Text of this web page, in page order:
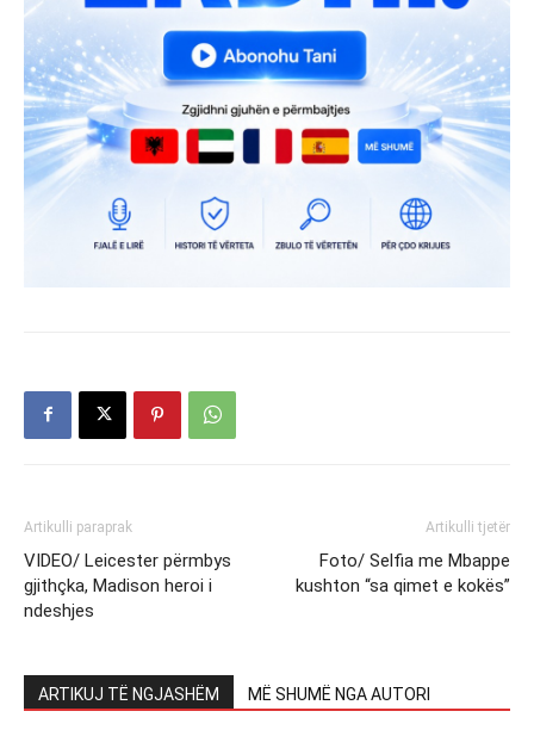
Artikulli paraprak
VIDEO/ Leicester përmbys
gjithçka, Madison heroi i
ndeshjes
Artikulli tjetër
Foto/ Selfia me Mbappe
kushton “sa qimet e kokës”
ARTIKUJ TË NGJASHËM MË SHUMË NGA AUTORI